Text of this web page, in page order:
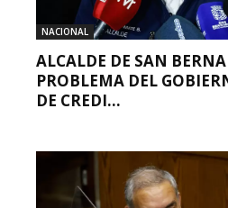
NACIONAL
ALCALDE DE SAN
PROBLEMA DEL
DE CREDI...